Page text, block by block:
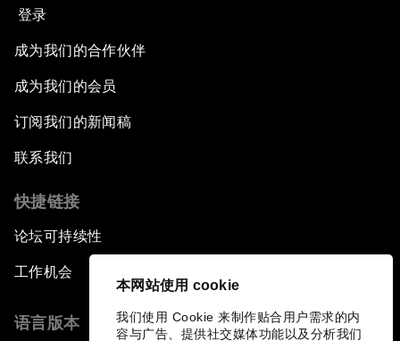
本网站使用 cookie
我们使用 Cookie 来制作贴合用户需求的内
容与广告、提供社交媒体功能以及分析我们
登录
成为我们的合作伙伴
成为我们的会员
订阅我们的新闻稿
联系我们
快捷链接
论坛可持续性
工作机会
语言版本